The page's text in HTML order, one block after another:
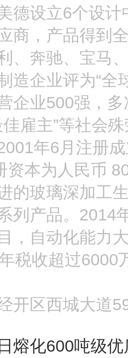
德设立6个设
商，产品得到
、奔驰、宝马
造企业评为“全
企业500强，多
佳雇主”等社会
年6月注册
资本为人民币
的玻璃深加工
列产品。2014
，自动化能力
税收超过6000
开区西城大道
日熔化600吨级